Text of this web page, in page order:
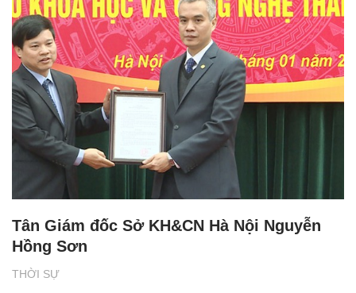
THỜI SỰ
Tân Giám đốc Sở KH&CN Hà Nội Nguyễn
Hồng Sơn